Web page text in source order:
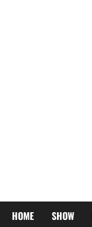
HOME SHOW